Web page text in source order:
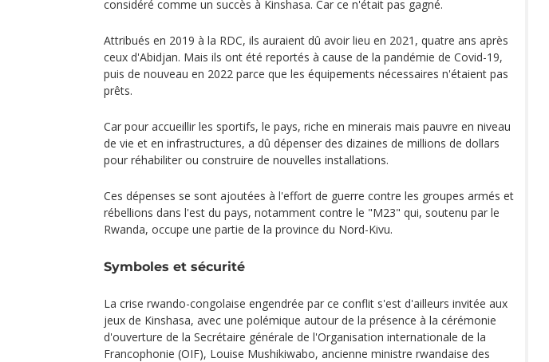
considéré comme un succès à Kinshasa. Car ce n'était pas gagné.
Attribués en 2019 à la RDC, ils auraient dû avoir lieu en 2021, quatre ans après
ceux d'Abidjan. Mais ils ont été reportés à cause de la pandémie de Covid-19,
puis de nouveau en 2022 parce que les équipements nécessaires n'étaient pas
prêts.
Car pour accueillir les sportifs, le pays, riche en minerais mais pauvre en niveau
de vie et en infrastructures, a dû dépenser des dizaines de millions de dollars
pour réhabiliter ou construire de nouvelles installations.
Ces dépenses se sont ajoutées à l'effort de guerre contre les groupes armés et
rébellions dans l'est du pays, notamment contre le "M23" qui, soutenu par le
Rwanda, occupe une partie de la province du Nord-Kivu.
Symboles et sécurité
La crise rwando-congolaise engendrée par ce conflit s'est d'ailleurs invitée aux
jeux de Kinshasa, avec une polémique autour de la présence à la cérémonie
d'ouverture de la Secrétaire générale de l'Organisation internationale de la
Francophonie (OIF), Louise Mushikiwabo, ancienne ministre rwandaise des